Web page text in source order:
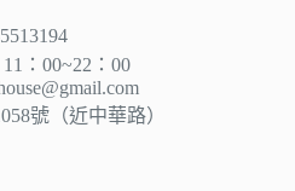
：00~22：00
號（近中華路）